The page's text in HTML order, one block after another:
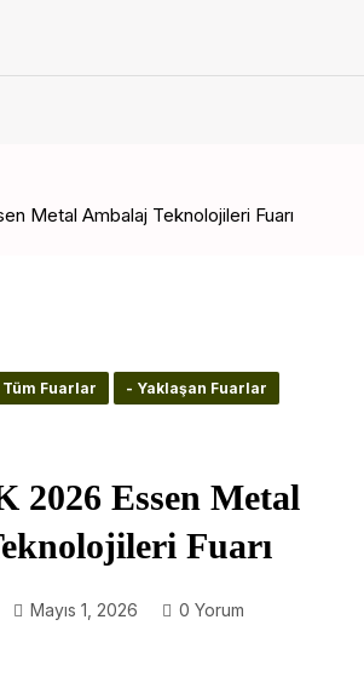
Metal Ambalaj Teknolojileri Fuarı
Tüm Fuarlar - Yaklaşan Fuarlar
2026 Essen Metal
Fuarı
Mayıs 1, 2026
0 Yorum